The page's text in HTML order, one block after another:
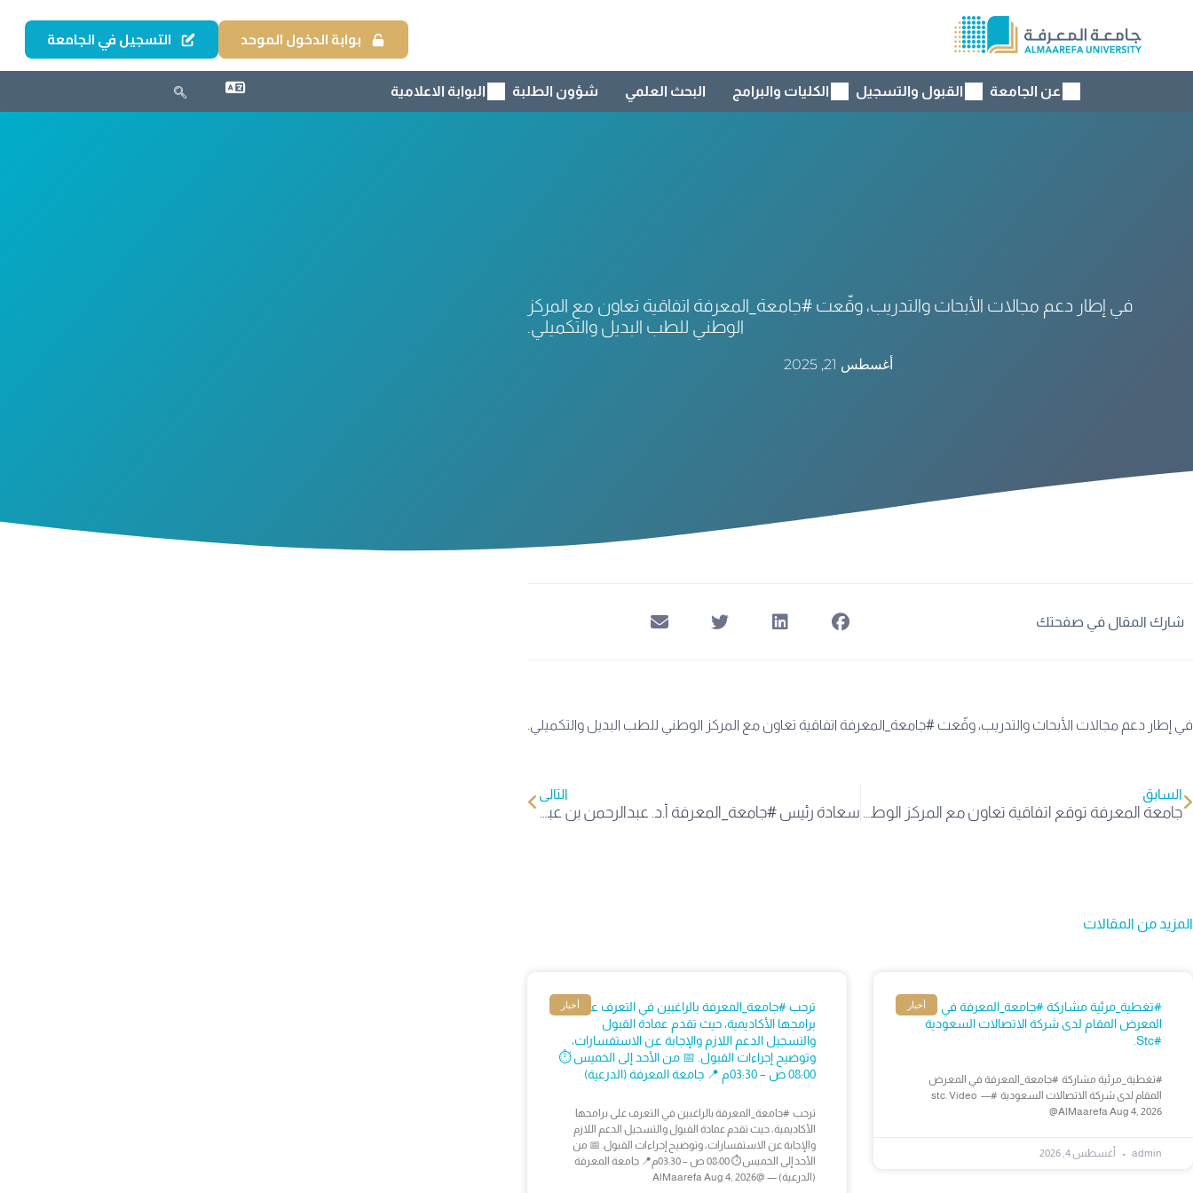
بوابة الدخول الموحد التسجيل في الجامعة
عن الجامعة القبول والتسجيل الكليات والبرامج البحث العلمي شؤون الطلبة البوابة الاعلامية
في إطار دعم مجالات الأبحاث والتدريب، وقّعت #جامعة_المعرفة اتفاقية تعاون مع المركز
الوطني للطب البديل والتكميلي.
أغسطس 21, 2025
شارك المقال في صفحتك
في إطار دعم مجالات الأبحاث والتدريب، وقّعت #جامعة_المعرفة اتفاقية تعاون مع المركز الوطني للطب البديل والتكميلي.
السابق
جامعة المعرفة توقع اتفاقية تعاون مع المركز الوطني للطب البديل والتكميلي
التالي
سعادة رئيس #جامعة_المعرفة أ.د. عبدالرحمن بن عبدالله الصغير، يرافقه الرئيس التنفيذي م. محمد الزامل، وعدد من قيادات الجامعة، في جولة تفقدية للاطلاع على جاهزية المرافق والاستعدادات لاستقبال العام الدراسي الجديد 1447هـ. #تعليمنا_قيم
المزيد من المقالات
أخبار
#تغطية_مرئية مشاركة #جامعة_المعرفة في
المعرض المقام لدى شركة الاتصالات السعودية
#stc.
#تغطية_مرئية مشاركة #جامعة_المعرفة في المعرض
المقام لدى شركة الاتصالات السعودية #stc. Video —
@AlMaarefa Aug 4, 2026
admin أغسطس 4, 2026
أخبار ترحب #جامعة_المعرفة بالراغبين في التعرف على
برامجها الأكاديمية، حيث تقدم عمادة القبول
والتسجيل الدعم اللازم والإجابة عن الاستفسارات،
وتوضيح إجراءات القبول. 📅 من الأحد إلى الخميس ⏱️
08:00 ص – 03:30م 📍 جامعة المعرفة (الدرعية)
ترحب #جامعة_المعرفة بالراغبين في التعرف على برامجها
الأكاديمية، حيث تقدم عمادة القبول والتسجيل الدعم اللازم
والإجابة عن الاستفسارات، وتوضيح إجراءات القبول. 📅 من
الأحد إلى الخميس⏱️ 08:00 ص – 03:30م📍 جامعة المعرفة
(الدرعية) — @AlMaarefa Aug 4, 2026